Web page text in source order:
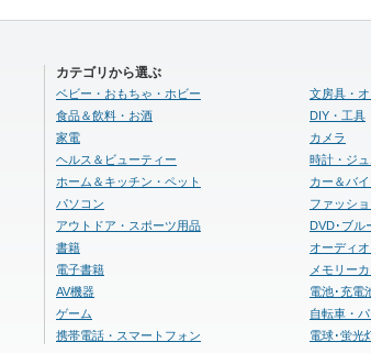
カテゴリから選ぶ
ベビー・おもちゃ・ホビー
食品＆飲料・お酒
家電
ヘルス＆ビューティー
ホーム＆キッチン・ペット
パソコン
アウトドア・スポーツ用品
書籍
電子書籍
AV機器
ゲーム
携帯電話・スマートフォン
文房具・
DIY・工具
カメラ
時計・ジ
カー＆バ
ファッシ
DVD･ブル
オーディ
メモリー
電池･充電
自転車・
電球･蛍光